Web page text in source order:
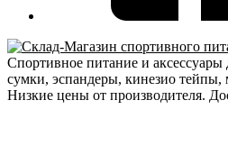
Спортивное питание и аксессуары
сумки, эспандеры, кинезио
Низкие цены от производителя.